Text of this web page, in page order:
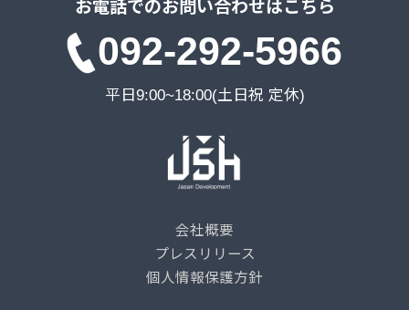
お電話でのお問い合わせはこちら
092-292-5966
平日9:00~18:00(土日祝 定休)
会社概要
プレスリリース
個人情報保護方針